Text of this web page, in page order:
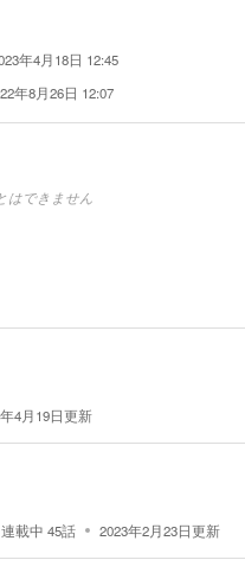
年4月18日 12:45
年8月26日 12:07
はできません
4月19日更新
連載中 45話 2023年2月23日更新